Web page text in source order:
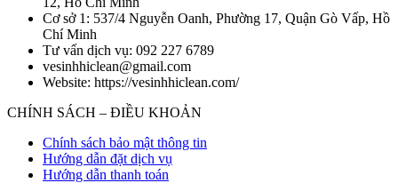
Cơ sở 1: 537/4 Nguyễn Oanh, Phường 17, Quận Gò Vấp, Hồ
Chí Minh
Tư vấn dịch vụ: 092 227 6789
vesinhhiclean@gmail.com
Website: https://vesinhhiclean.com/
CHÍNH SÁCH – ĐIỀU KHOẢN
Chính sách bảo mật thông tin
Hướng dẫn đặt dịch vụ
Hướng dẫn thanh toán